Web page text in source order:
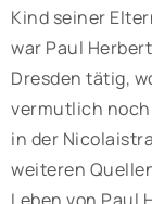
Kind seiner
war Paul
Dresden tätig,
vermutlich noch
in der
weiteren